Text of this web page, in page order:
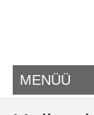
MENÜÜ